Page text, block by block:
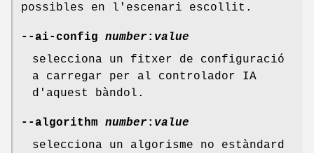
possibles en l'escenari escollit.
--ai-config number: value
selecciona un fitxer de configuració
a carregar per al controlador IA
d'aquest bàndol.
--algorithm number: value
selecciona un algorisme no estàndard